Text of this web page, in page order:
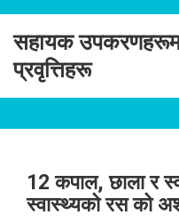
content
सहायक
प्रवृत्तिहरू
12 कपाल, छाला र
स्वास्थ्यको रस को